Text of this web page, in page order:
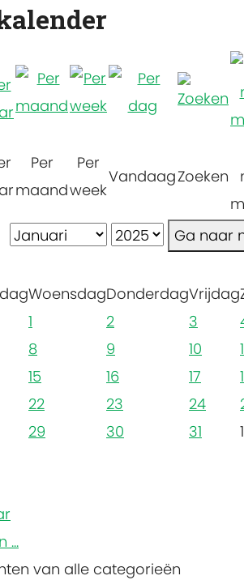
Per
maand
Per
week
VandaagZoeken
Ga naar
WoensdagDonderdagVrijdag
1 2 3
8 9 10
15 16 17
22 23 24
29 30 31
1
...
van alle categorieën